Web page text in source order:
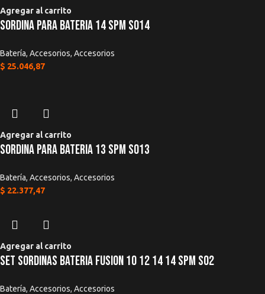
Agregar al carrito
Sordina Para Bateria 14 SPM SO14
Batería, Accesorios, Accesorios
$ 25.046,87
Agregar al carrito
Sordina Para Bateria 13 SPM SO13
Batería, Accesorios, Accesorios
$ 22.377,47
Agregar al carrito
Set Sordinas Bateria Fusion 10 12 14 14 SPM SO2
Batería, Accesorios, Accesorios